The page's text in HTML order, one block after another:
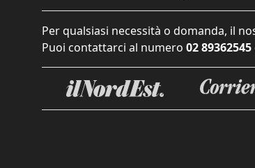
Per qualsiasi necessità o domanda, il
Puoi contattarci al numero 02 89362545